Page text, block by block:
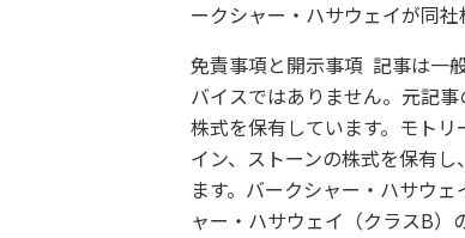
ークシャー・ハサウェイが同社
免責事項と開示事項 記事は一
バイスではありません。元記
株式を保有しています。モト
イン、ストーンの株式を保有
ます。バークシャー・ハサウ
ャー・ハサウェイ（クラスB）